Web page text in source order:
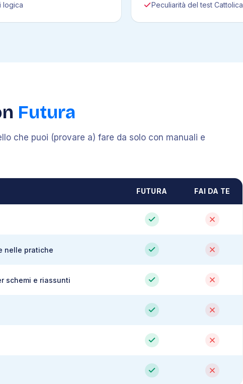
logica
Peculiarità del test Cattolica
Futura
che puoi (provare a) fare da solo con manuali e
FUTURA FAI DA TE
nelle pratiche
schemi e riassunti